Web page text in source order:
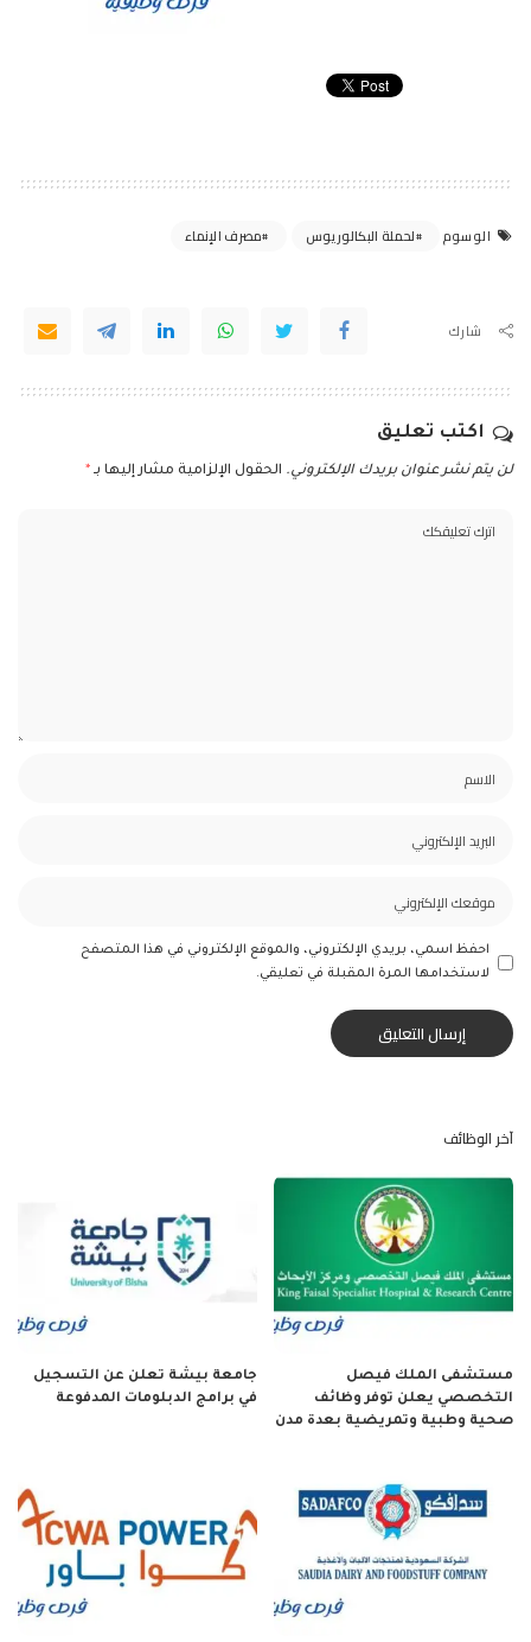
الوسوم لحملة البكالوريوس مصرف الإنماء
شارك
اكتب تعليق
لن يتم نشر عنوان بريدك الإلكتروني. الحقول الإلزامية مشار إليها بـ *
احفظ اسمي، بريدي الإلكتروني، والموقع الإلكتروني في هذا المتصفح
لاستخدامها المرة المقبلة في تعليقي.
آخر الوظائف
مستشفى الملك فيصل
التخصصي يعلن توفر وظائف
صحية وطبية وتمريضية بعدة مدن
جامعة بيشة تعلن عن التسجيل
في برامج الدبلومات المدفوعة